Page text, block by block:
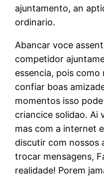
ajuntamento, an
ordinario.
Abancar voce
competidor
essencia, pois
confiar boas
momentos isso
criancice solidao. Ai
mas com a internet
discutir com nossos
trocar mensagens,
realidade! Porem